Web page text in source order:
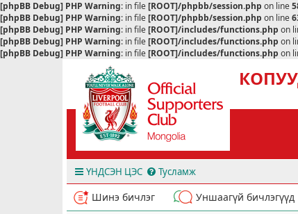
[phpBB Debug] PHP Warning: in file[ROOT]/phpbb/session.php on line
[phpBB Debug] PHP Warning: in file[ROOT]/phpbb/session.php on line
[phpBB Debug] PHP Warning: in file[ROOT]/includes/functions.php on
[phpBB Debug] PHP Warning: in file[ROOT]/includes/functions.php on
[phpBB Debug] PHP Warning: in file[ROOT]/includes/functions.php on
ҮНДСЭН ЦЭС Тусламж
Шинэ бичлэг Уншаагүй бичлэгүүд